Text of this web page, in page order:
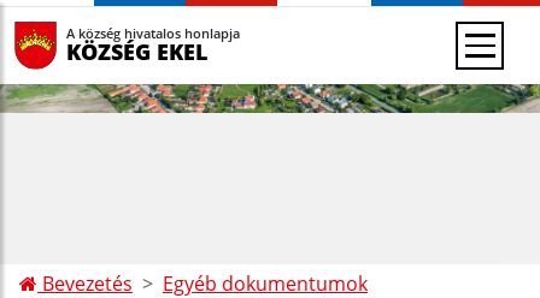
A község hivatalos honlapja
KÖZSÉG EKEL
Bevezetés Egyéb dokumentumok